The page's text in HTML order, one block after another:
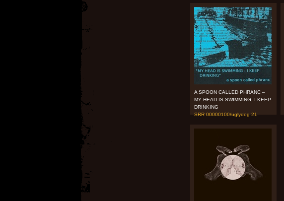
A SPOON CALLED PHRANC –
MY HEAD IS SWIMMING, I KEEP
DRINKING
SRR 00000100/uglydog 21